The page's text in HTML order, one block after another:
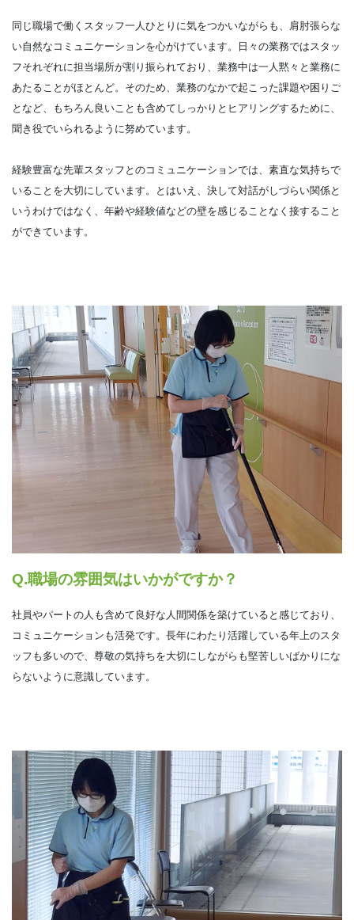
同じ職場で働くスタッフ一人ひとりに気をつかいながらも、肩肘張らな
い自然なコミュニケーションを心がけています。日々の業務ではスタッ
フそれぞれに担当場所が割り振られており、業務中は一人黙々と業務に
あたることがほとんど。そのため、業務のなかで起こった課題や困りご
となど、もちろん良いことも含めてしっかりとヒアリングするために、
聞き役でいられるように努めています。
経験豊富な先輩スタッフとのコミュニケーションでは、素直な気持ちで
いることを大切にしています。とはいえ、決して対話がしづらい関係と
いうわけではなく、年齢や経験値などの壁を感じることなく接すること
ができています。
Q.職場の雰囲気はいかがですか？
社員やパートの人も含めて良好な人間関係を築けていると感じており、
コミュニケーションも活発です。長年にわたり活躍している年上のスタ
ッフも多いので、尊敬の気持ちを大切にしながらも堅苦しいばかりにな
らないように意識しています。